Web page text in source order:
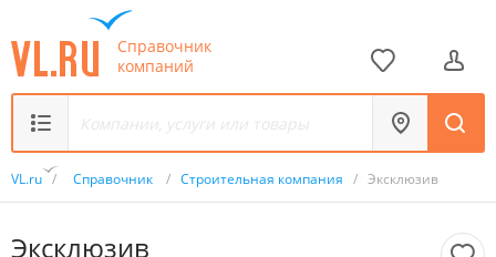
Справочник
компаний
VL.ru / Справочник / Строительная компания / Эксклюзив
Эксклюзив